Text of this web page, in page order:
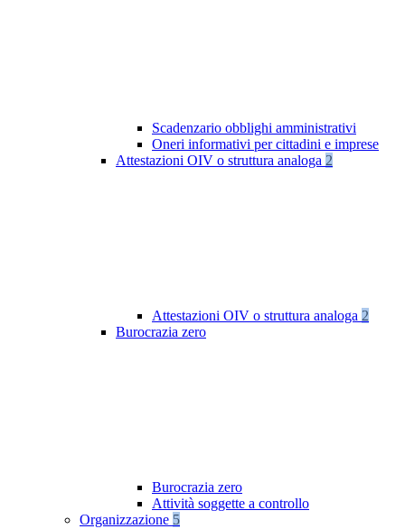
Scadenzario obblighi amministrativi
Oneri informativi per cittadini e imprese
Attestazioni OIV o struttura analoga 2
Attestazioni OIV o struttura analoga 2
Burocrazia zero
Burocrazia zero
Attività soggette a controllo
Organizzazione 5